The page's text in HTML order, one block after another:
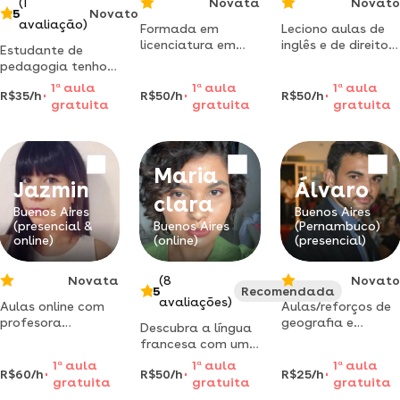
5
avaliação)
Novato
Estudante de
pedagogia tenho
experiência em
educação infantil,
fundamental 1 e
trabalho a 3 anos
com aulas de
reforço escolar.
R$35/h
1 aaula
gratuita
Formada em
licenciatura em
ensinar ciências e
biologia.
diversificada
buscando a
integração dos
conteúdos
R$50/h
1 a aula
gratuita
Leciono aulas de
inglês e de direito
venha aprender em
um metódo
inovador.
satisfação
garantida!
R$50/h
1 aaula
gratuita
Jazmin
Buenos Aires
(presencial &
online)
Novata
Aulas online com
profesora
fluencia
garantida! aulas
R$60/h
1 aaula
gratuita
Maria
clara
Buenos Aires
(online)
5
(8
avaliações)
Recomendada
Descubra a língua
francesa com uma
professora
experiente que
viveu na frança!
R$50/h
1 a aula
gratuita
Álvaro
Buenos Aires
(Pernambuco)
(presencial)
Novato
Aulas/reforços de
geografia e
domicílios no
estado de
R$25/h
1 aaula
gratuita